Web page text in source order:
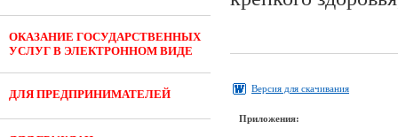
ОКАЗАНИЕ ГОСУДАРСТВЕННЫХ
УСЛУГ В ЭЛЕКТРОННОМ ВИДЕ
ДЛЯ ПРЕДПРИНИМАТЕЛЕЙ Версия для скачивания
Приложения: